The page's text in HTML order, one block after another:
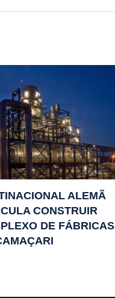
ALEMÃ
CONSTRUIR
DE FÁBRICAS